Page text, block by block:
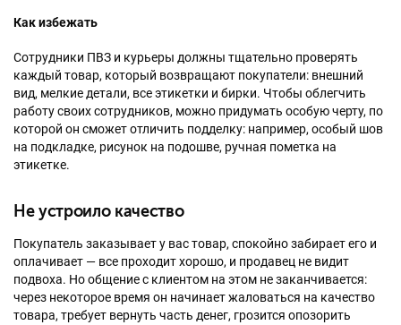
Как избежать
Сотрудники ПВЗ и курьеры должны тщательно проверять
каждый товар, который возвращают покупатели: внешний
вид, мелкие детали, все этикетки и бирки. Чтобы облегчить
работу своих сотрудников, можно придумать особую черту, по
которой он сможет отличить подделку: например, особый шов
на подкладке, рисунок на подошве, ручная пометка на
этикетке.
Не устроило качество
Покупатель заказывает у вас товар, спокойно забирает его и
оплачивает — все проходит хорошо, и продавец не видит
подвоха. Но общение с клиентом на этом не заканчивается:
через некоторое время он начинает жаловаться на качество
товара, требует вернуть часть денег, грозится опозорить